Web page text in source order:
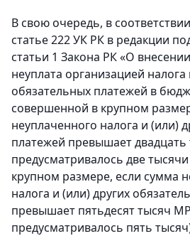
В свою очередь, в
статье 222 УК РК в редакции
статьи 1 Закона РК «О
неуплата организацией налога
обязательных платежей в
совершенной в крупном
неуплаченного налога и (или)
платежей превышает
предусматривалось две
крупном размере, если сумма
налога и (или) других
превышает пятьдесят тысяч
предусматривалось пять